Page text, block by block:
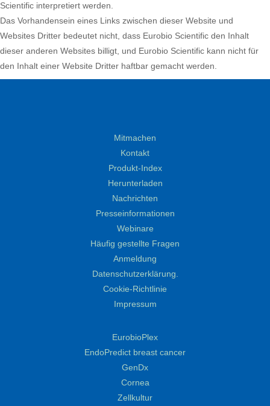
Scientific interpretiert werden.
Das Vorhandensein eines Links zwischen dieser Website und
Websites Dritter bedeutet nicht, dass Eurobio Scientific den Inhalt
dieser anderen Websites billigt, und Eurobio Scientific kann nicht für
den Inhalt einer Website Dritter haftbar gemacht werden.
Mitmachen
Kontakt
Produkt-Index
Herunterladen
Nachrichten
Presseinformationen
Webinare
Häufig gestellte Fragen
Anmeldung
Datenschutzerklärung.
Cookie-Richtlinie
Impressum
EurobioPlex
EndoPredict breast cancer
GenDx
Cornea
Zellkultur